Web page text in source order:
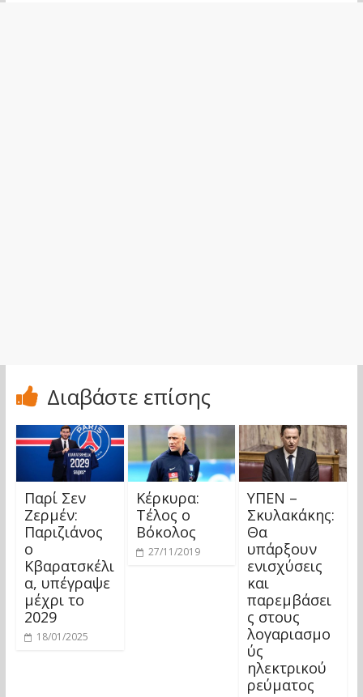
Διαβάστε επίσης
Παρί Σεν
Ζερμέν:
Παριζιάνος
ο
Κβαρατσκέλι
α, υπέγραψε
μέχρι το
2029
18/01/2025
Κέρκυρα:
Τέλος ο
Βόκολος
27/11/2019
ΥΠΕΝ –
Σκυλακάκης:
Θα
υπάρξουν
ενισχύσεις
και
παρεμβάσει
ς στους
λογαριασμο
ύς
ηλεκτρικού
ρεύματος